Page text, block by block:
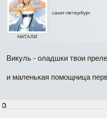
НАТАЛИ
санкт-петербург
Викуль - оладшки твои
и маленькая помощница